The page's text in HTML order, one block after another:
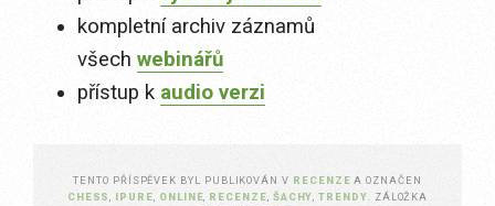
kompletní archiv záznamů
všech webinářů
přístup k audio verzi
TENTO PŘÍSPĚVEK BYL PUBLIKOVÁN V RECENZE A OZNAČEN
CHESS
IPURE ONLINE RECENZE ŠACHY ,TRENDY . ZÁLOŽKA